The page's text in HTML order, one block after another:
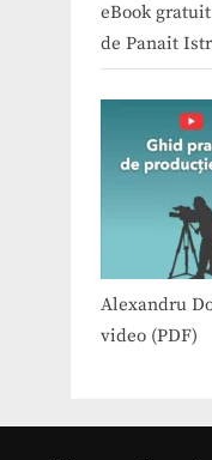
eBook
de Panait
Alexandru
video (PDF)